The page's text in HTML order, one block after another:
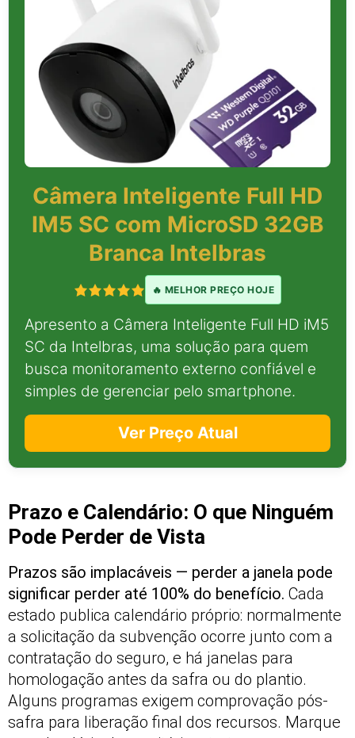
Câmera Inteligente Full HD
IM5 SC com MicroSD 32GB
Branca Intelbras
🔥 MELHOR PREÇO HOJE
Apresento a Câmera Inteligente Full HD iM5
SC da Intelbras, uma solução para quem
busca monitoramento externo confiável e
simples de gerenciar pelo smartphone.
Ver Preço Atual
Prazo e Calendário: O que Ninguém
Pode Perder de Vista
Prazos são implacáveis — perder a janela pode
significar perder até 100% do benefício. Cada
estado publica calendário próprio: normalmente
a solicitação da subvenção ocorre junto com a
contratação do seguro, e há janelas para
homologação antes da safra ou do plantio.
Alguns programas exigem comprovação pós-
safra para liberação final dos recursos. Marque